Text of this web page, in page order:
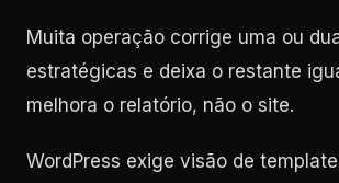
Muita operação corrige uma ou
estratégicas e deixa o restante
melhora o relatório, não o site.
WordPress exige visão de